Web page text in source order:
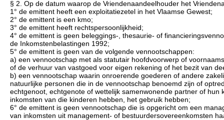
§ 2. Op de datum waarop de Vriendenaandeelhouder het
1° de emittent heeft een exploitatiezetel in het Vlaamse Gewest;
2° de emittent is een kmo;
3° de emittent heeft rechtspersoonlijkheid;
4° de emittent is geen beleggings-, thesaurie- of
de Inkomstenbelastingen 1992;
5° de emittent is geen van de volgende vennootschappen:
a) een vennootschap met als statutair hoofdvoorwerp of
of de verhuur van vastgoed voor eigen rekening of het bezit van
b) een vennootschap waarin onroerende goederen of andere
natuurlijke personen die in de vennootschap benoemd zijn of
echtgenoot, echtgenote of wettelijk samenwonende partner of
inkomsten van die kinderen hebben, het gebruik hebben;
6° de emittent is geen vennootschap die is opgericht om een
van inkomsten uit management- of bestuurdersovereenkomsten